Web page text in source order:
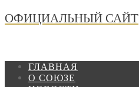
ОФИЦИАЛЬНЫЙ САЙТ
ГЛАВНАЯ
О СОЮЗЕ